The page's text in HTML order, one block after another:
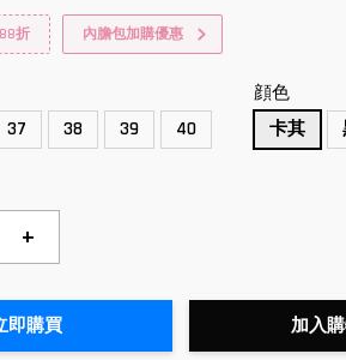
折 內膽包加購優惠
37 38 39 40
顔色
卡其
+
即購買 加入